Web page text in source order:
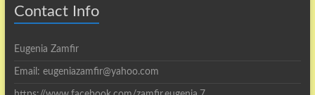
Contact Info
Eugenia Zamfir
Email: eugeniazamfir@yahoo.com